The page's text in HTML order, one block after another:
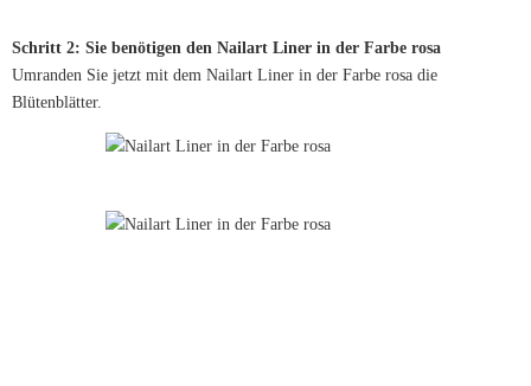
Schritt 2: Sie benötigen den Nailart Liner in der Farbe rosa
Umranden Sie jetzt mit dem Nailart Liner in der Farbe rosa die
Blütenblätter.